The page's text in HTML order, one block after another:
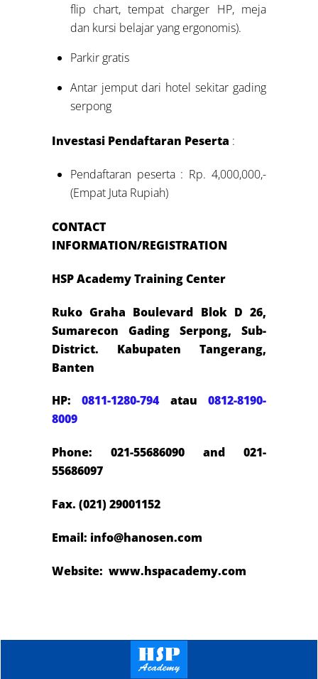
flip chart, tempat charger HP, meja
dan kursi belajar yang ergonomis).
Parkir gratis
Antar jemput dari hotel sekitar gading
serpong
Investasi Pendaftaran Peserta :
Pendaftaran peserta : Rp. 4,000,000,-
(Empat Juta Rupiah)
CONTACT
INFORMATION/REGISTRATION
HSP Academy Training Center
Ruko Graha Boulevard Blok D 26,
Sumarecon Gading Serpong, Sub-
District. Kabupaten Tangerang,
Banten
HP:0811-1280-794atau 0812-8190-
8009
Phone: 021-55686090 and 021-
55686097
Fax. (021) 29001152
Email: info@hanosen.com
Website: www.hspacademy.com